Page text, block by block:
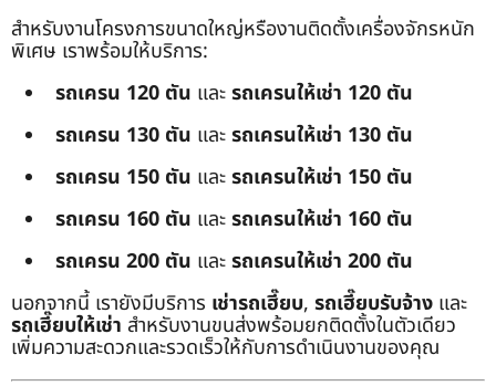
สำหรับงานโครงการขนาดใหญ่หรืองานติดตั้งเครื่องจักรหนัก
พิเศษ เราพร้อมให้บริการ:
รถเครน 120 ตัน และรถเครนให้เช่า 120 ตัน
รถเครน 130 ตัน และรถเครนให้เช่า 130 ตัน
รถเครน 150 ตัน และรถเครนให้เช่า 150 ตัน
รถเครน 160 ตัน และรถเครนให้เช่า 160 ตัน
รถเครน 200 ตัน และรถเครนให้เช่า 200 ตัน
นอกจากนี้ เรายังมีบริการ เช่ารถเฮี๊ยบ, รถเฮี๊ยบรับจ้าง และ
รถเฮี๊ยบให้เช่า สำหรับงานขนส่งพร้อมยกติดตั้งในตัวเดียว
เพิ่มความสะดวกและรวดเร็วให้กับการดำเนินงานของคุณ